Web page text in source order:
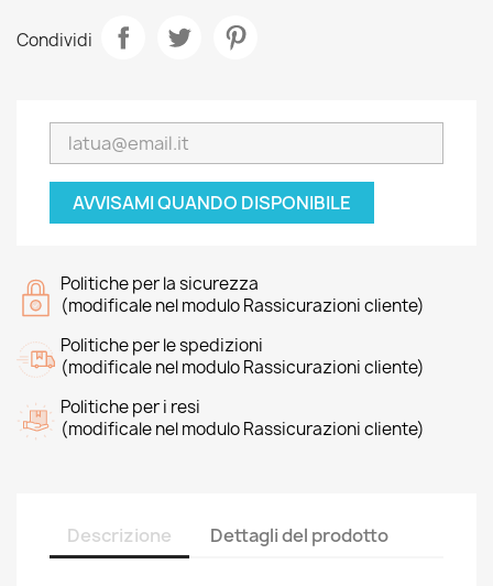
Condividi
AVVISAMI QUANDO DISPONIBILE
Politiche per la sicurezza
(modificale nel modulo Rassicurazioni cliente)
Politiche per le spedizioni
(modificale nel modulo Rassicurazioni cliente)
Politiche per i resi
(modificale nel modulo Rassicurazioni cliente)
Descrizione Dettagli del prodotto